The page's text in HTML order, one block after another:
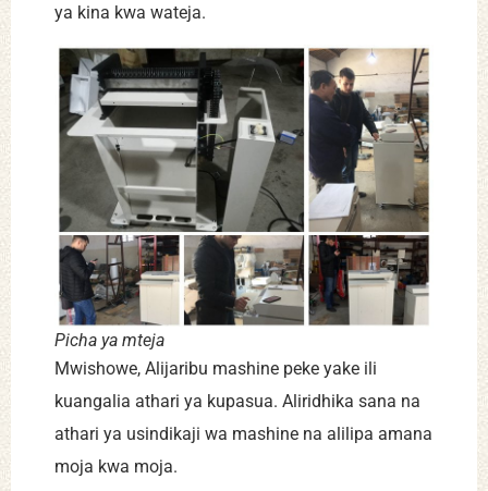
ya kina kwa wateja.
Picha ya mteja
Mwishowe, Alijaribu mashine peke yake ili
kuangalia athari ya kupasua. Aliridhika sana na
athari ya usindikaji wa mashine na alilipa amana
moja kwa moja.